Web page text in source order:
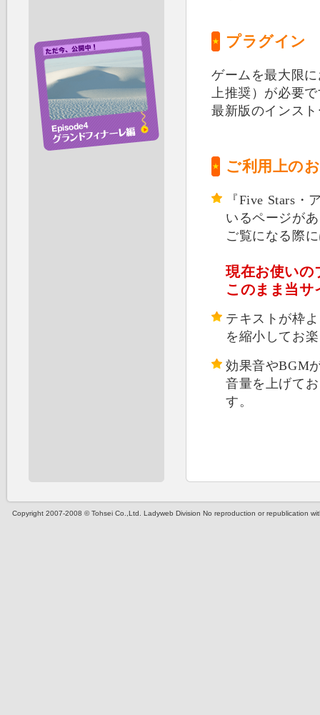
プラグイン
ゲームを最大限
上推奨）が必要
最新版のインス
ご利用上の
『Five Stars
いるページが
ご覧になる際
現在お使いの
このまま当サ
テキストが枠
を縮小してお
効果音やBGM
音量を上げて
す。
Copyright 2007-2008 ©Tohsei Co.,Ltd. Ladyweb Division No reproduction or republication